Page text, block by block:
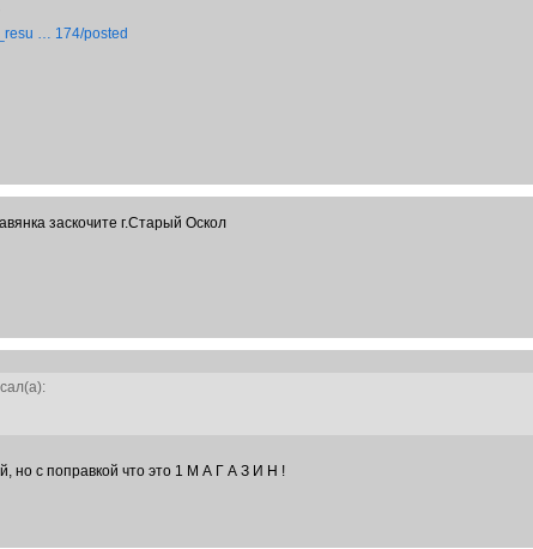
… 174/posted
заскочите г.Старый Оскол
но с поправкой что это 1 М А Г А З И Н !